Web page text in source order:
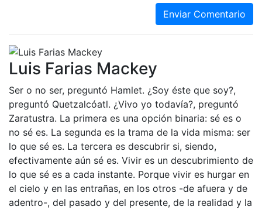
Enviar Comentario
Luis Farias Mackey
Ser o no ser, preguntó Hamlet. ¿Soy éste que soy?,
preguntó Quetzalcóatl. ¿Vivo yo todavía?, preguntó
Zaratustra. La primera es una opción binaria: sé es o
no sé es. La segunda es la trama de la vida misma: ser
lo que sé es. La tercera es descubrir si, siendo,
efectivamente aún sé es. Vivir es un descubrimiento de
lo que sé es a cada instante. Porque vivir es hurgar en
el cielo y en las entrañas, en los otros -de afuera y de
adentro-, del pasado y del presente, de la realidad y la